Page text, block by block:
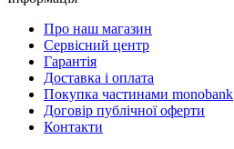
Про наш магазин
Сервісний центр
Гарантія
Доставка і оплата
Покупка частинами monobank
Договір публічної оферти
Контакти